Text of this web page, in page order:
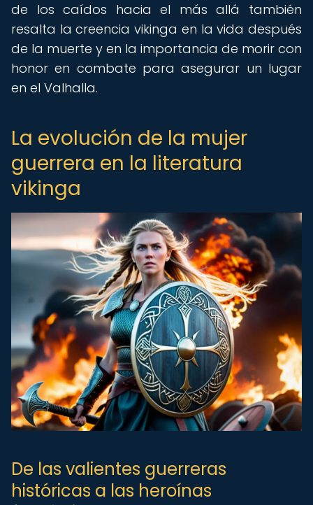
de los caídos hacia el más allá también
resalta la creencia vikinga en la vida después
de la muerte y en la importancia de morir con
honor en combate para asegurar un lugar
en el Valhalla.
La evolución de la mujer
guerrera en la literatura
vikinga
De las valientes guerreras
históricas a las heroínas